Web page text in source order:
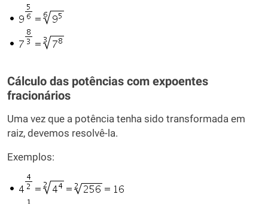
Cálculo das potências com expoentes
fracionários
Uma vez que a potência tenha sido transformada em
raiz, devemos resolvê-la.
Exemplos: